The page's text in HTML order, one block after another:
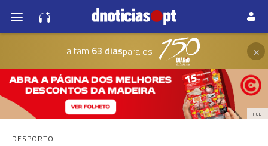
Faltam 63 diaspara os ×
PUB
DESPORTO